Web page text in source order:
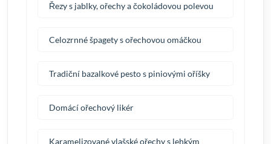
Řezy s jablky, ořechy a čokoládovou polevou
Celozrnné špagety s ořechovou omáčkou
Tradiční bazalkové pesto s piniovými oříšky
Domácí ořechový likér
Karamelizované vlašské ořechy s lehkým